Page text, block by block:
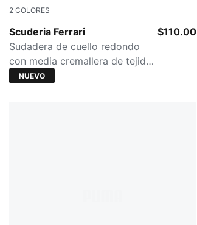
2 COLORES
Scuderia Ferrari
PUMA BLACK
Sudadera de cuello redondo
con media cremallera de tejido
polar para hombre
$110.00
NUEVO